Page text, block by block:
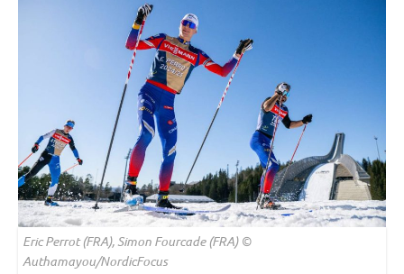
Eric Perrot (FRA), Simon Fourcade (FRA) ©
Authamayou/NordicFocus